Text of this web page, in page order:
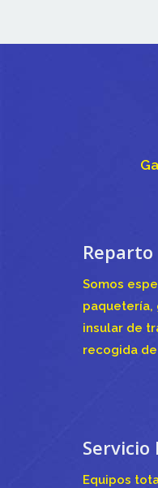
Somos
paquetería,
insular de
recogida
Equipos